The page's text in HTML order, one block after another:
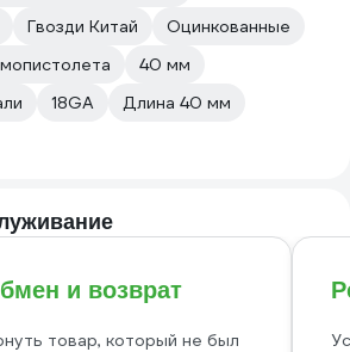
Гвозди Китай
Оцинкованные
40 мм
18GA
Длина 40 мм
и возврат
товар, который не был